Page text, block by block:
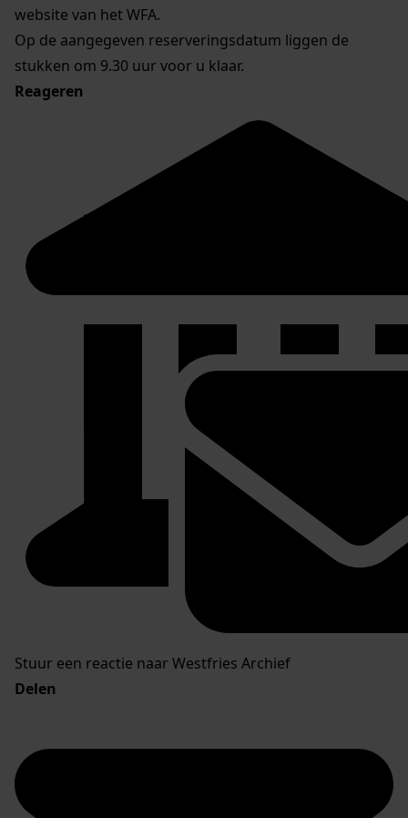
website van het WFA.
Op de aangegeven reserveringsdatum liggen de
stukken om 9.30 uur voor u klaar.
Reageren
Stuur een reactie naar Westfries Archief
Delen